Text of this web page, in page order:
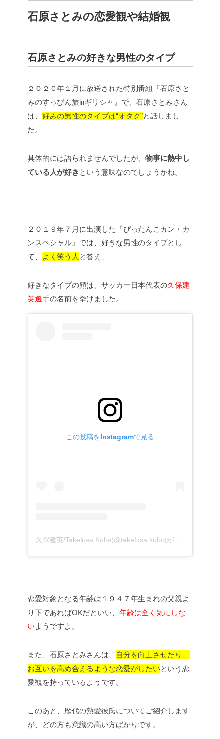
石原さとみの恋愛観や結婚観
石原さとみの好きな男性のタイプ
２０２０年１月に放送された特別番組『石原さと
みのすっぴん旅inギリシャ』で、石原さとみさん
は、 好みの男性のタイプは“オタク”と話しまし
た。
具体的には語られませんでしたが、 物事に熱中し
ている人が好き という意味なのでしょうかね。
２０１９年７月に出演した『ぴったんこカン・カ
ンスペシャル』では、好きな男性のタイプとし
て、
よく笑う人 と答え、
好きなタイプの顔は、サッカー日本代表の久保建
英選手の名前を挙げました。
この投稿をInstagramで見る
久保建英/Takefusa Kubo(@takefusa.kubo)がシェアした投稿
恋愛対象となる年齢は１９４７年生まれの父親よ
り下であればOKだといい、 年齢は全く気にしな
いようですよ。
また、石原さとみさんは、
自分を向上させたり、
お互いを高め合えるような恋愛がしたいという恋
愛観を持っているようです。
このあと、歴代の熱愛彼氏についてご紹介します
が、どの方も意識の高い方ばかりです。